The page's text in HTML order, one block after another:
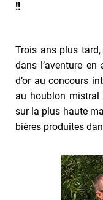
!!
Trois ans plus
dans l’aventure
d’or au concours
au houblon mistral
sur la plus haute
bières produites